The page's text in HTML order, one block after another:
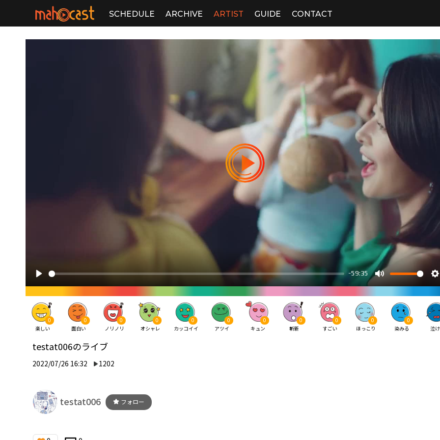
SCHEDULE ARCHIVE ARTIST GUIDE CONTACT
0
楽しい
0
面白い
0
ノリノリ
0
オシャレ
0
カッコイイ
0
アツイ
0
キュン
0
斬新
0
すごい
0
ほっこり
0
染みる
泣
testat006のライブ
2022/07/26 16:32 1202
testat006 フォロー